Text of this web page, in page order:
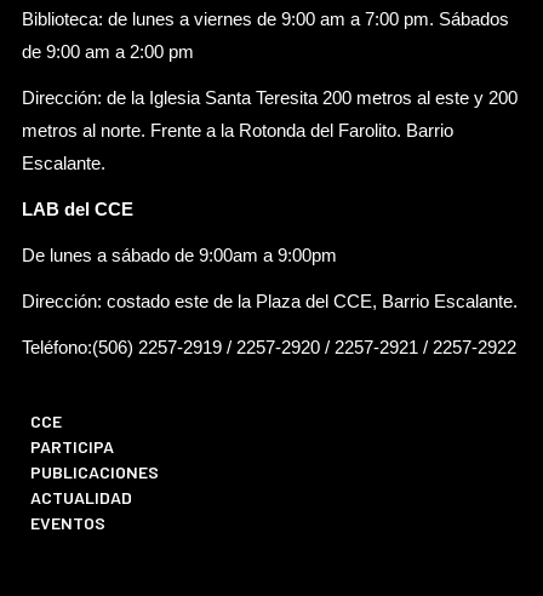
Biblioteca: de lunes a viernes de 9:00 am a 7:00 pm. Sábados
de 9:00 am a 2:00 pm
Dirección: de la Iglesia Santa Teresita 200 metros al este y 200
metros al norte. Frente a la Rotonda del Farolito. Barrio
Escalante.
LAB del CCE
De lunes a sábado de 9:00am a 9:00pm
Dirección: costado este de la Plaza del CCE, Barrio Escalante.
Teléfono:(506) 2257-2919 / 2257-2920 / 2257-2921 / 2257-2922
CCE
PARTICIPA
PUBLICACIONES
ACTUALIDAD
EVENTOS